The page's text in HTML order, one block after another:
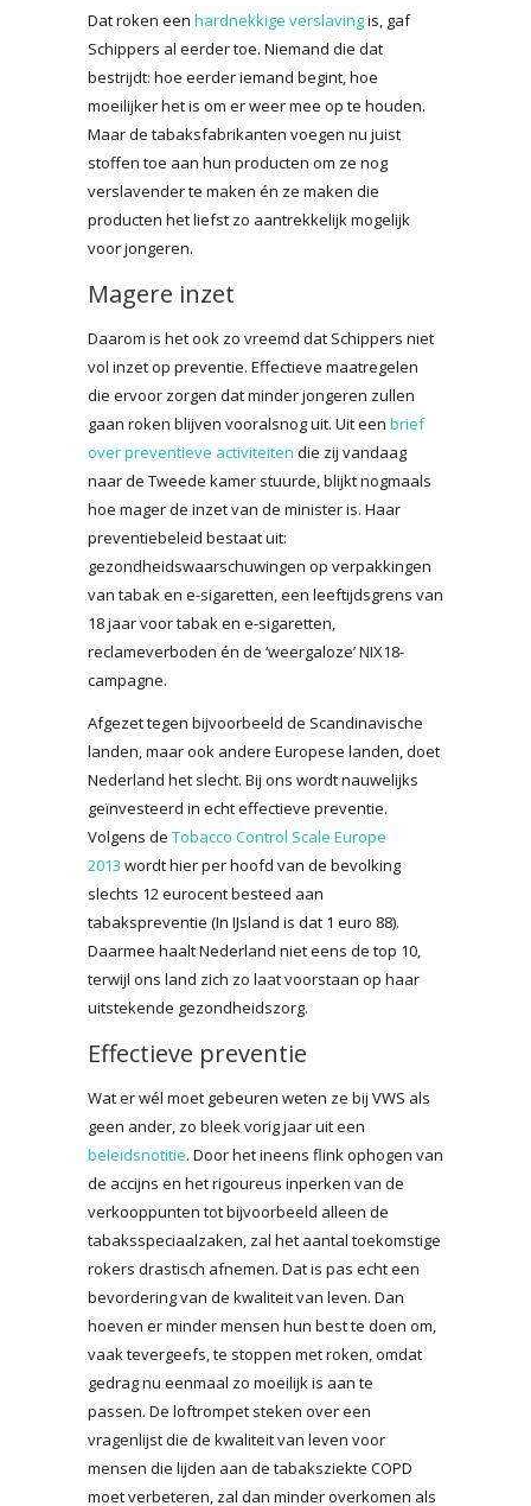
Dat roken een hardnekkige verslavingis, gaf
Schippers al eerder toe. Niemand die dat
bestrijdt: hoe eerder iemand begint, hoe
moeilijker het is om er weer mee op te houden.
Maar de tabaksfabrikanten voegen nu juist
stoffen toe aan hun producten om ze nog
verslavender te maken én ze maken die
producten het liefst zo aantrekkelijk mogelijk
voor jongeren.
Magere inzet
Daarom is het ook zo vreemd dat Schippers niet
vol inzet op preventie. Effectieve maatregelen
die ervoor zorgen dat minder jongeren zullen
gaan roken blijven vooralsnog uit. Uit een brief
over preventieve activiteiten die zij vandaag
naar de Tweede kamer stuurde, blijkt nogmaals
hoe mager de inzet van de minister is. Haar
preventiebeleid bestaat uit:
gezondheidswaarschuwingen op verpakkingen
van tabak en e-sigaretten, een leeftijdsgrens van
18 jaar voor tabak en e-sigaretten,
reclameverboden én de ‘weergaloze’ NIX18-
campagne.
Afgezet tegen bijvoorbeeld de Scandinavische
landen, maar ook andere Europese landen, doet
Nederland het slecht. Bij ons wordt nauwelijks
geïnvesteerd in echt effectieve preventie.
Volgens de Tobacco Control Scale Europe
2013 wordt hier per hoofd van de bevolking
slechts 12 eurocent besteed aan
tabakspreventie (In IJsland is dat 1 euro 88).
Daarmee haalt Nederland niet eens de top 10,
terwijl ons land zich zo laat voorstaan op haar
uitstekende gezondheidszorg.
Effectieve preventie
Wat er wél moet gebeuren weten ze bij VWS als
geen ander, zo bleek vorig jaar uit een
beleidsnotitie. Door het ineens flink ophogen van
de accijns en het rigoureus inperken van de
verkooppunten tot bijvoorbeeld alleen de
tabaksspeciaalzaken, zal het aantal toekomstige
rokers drastisch afnemen. Dat is pas echt een
bevordering van de kwaliteit van leven. Dan
hoeven er minder mensen hun best te doen om,
vaak tevergeefs, te stoppen met roken, omdat
gedrag nu eenmaal zo moeilijk is aan te
passen. De loftrompet steken over een
vragenlijst die de kwaliteit van leven voor
mensen die lijden aan de tabaksziekte COPD
moet verbeteren, zal dan minder overkomen als